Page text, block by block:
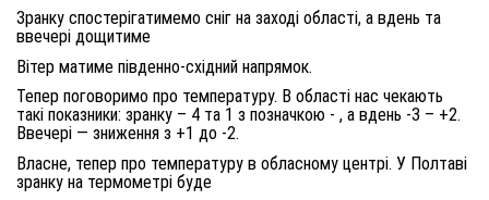
Зранку спостерігатимемо сніг на заході області, а вдень та
ввечері дощитиме
Вітер матиме південно-східний напрямок.
Тепер поговоримо про температуру. В області нас чекають
такі показники: зранку – 4 та 1 з позначкою - , а вдень -3 – +2.
Ввечері — зниження з +1 до -2.
Власне, тепер про температуру в обласному центрі. У Полтаві
зранку на термометрі буде